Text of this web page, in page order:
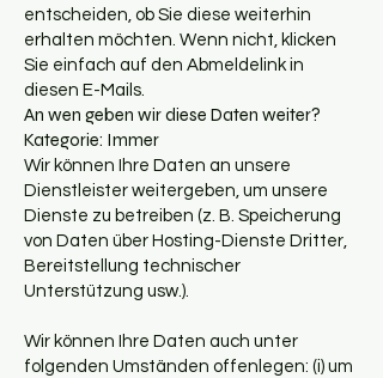
entscheiden, ob Sie diese weiterhin
erhalten möchten. Wenn nicht, klicken
Sie einfach auf den Abmeldelink in
diesen E-Mails.
An wen geben wir diese Daten weiter?
Kategorie: Immer
Wir können Ihre Daten an unsere
Dienstleister weitergeben, um unsere
Dienste zu betreiben (z. B. Speicherung
von Daten über Hosting-Dienste Dritter,
Bereitstellung technischer
Unterstützung usw.).
Wir können Ihre Daten auch unter
folgenden Umständen offenlegen: (i) um